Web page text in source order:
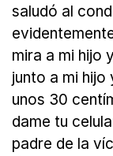
saludó al
mira a mi hijo
junto a mi hijo
unos 30
dame tu
padre de la